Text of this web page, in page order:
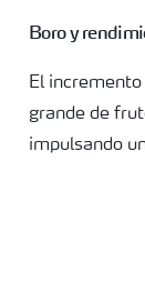
Boro y
El
grande de
impulsando